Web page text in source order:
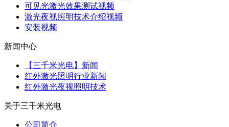
可见光激光效果测试视频
激光夜视照明技术介绍视频
安装视频
新闻中心
【三千米光电】新闻
红外激光照明行业新闻
红外激光夜视照明技术
关于三千米光电
公司简介